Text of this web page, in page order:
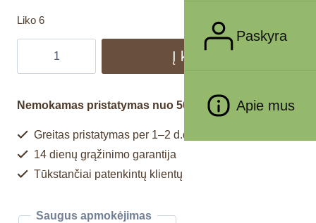
Paskyra
Apie mus
Liko 6
Į krepšelį
Nemokamas pristatymas nuo 50€
Greitas pristatymas per 1–2 d.d.
14 dienų grąžinimo garantija
Tūkstančiai patenkintų klientų
Saugus apmokėjimas